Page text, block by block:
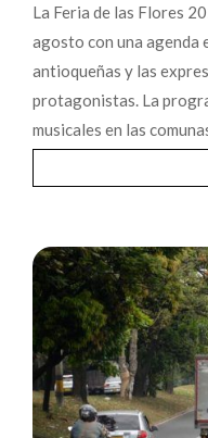
La Feria de las Flores
agosto con una agenda
antioqueñas y las
protagonistas. La
musicales en las